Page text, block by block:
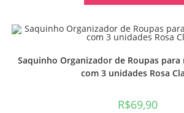
Saquinho Organizador de Roupas
com 3 unidades Rosa
R$69,90